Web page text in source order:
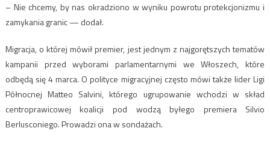
– Nie chcemy, by nas okradziono w wyniku powrotu protekcjonizmu i
zamykania granic — dodał.
Migracja, o której mówił premier, jest jednym z najgorętszych tematów
kampanii przed wyborami parlamentarnymi we Włoszech, które
odbędą się 4 marca. O polityce migracyjnej często mówi także lider Ligi
Północnej Matteo Salvini, którego ugrupowanie wchodzi w skład
centroprawicowej koalicji pod wodzą byłego premiera Silvio
Berlusconiego. Prowadzi ona w sondażach.